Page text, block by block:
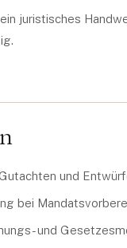
juristisches
und
bei
und